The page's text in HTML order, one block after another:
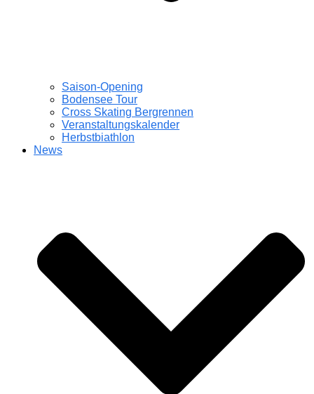
Saison-Opening
Bodensee Tour
Cross Skating Bergrennen
Veranstaltungskalender
Herbstbiathlon
News